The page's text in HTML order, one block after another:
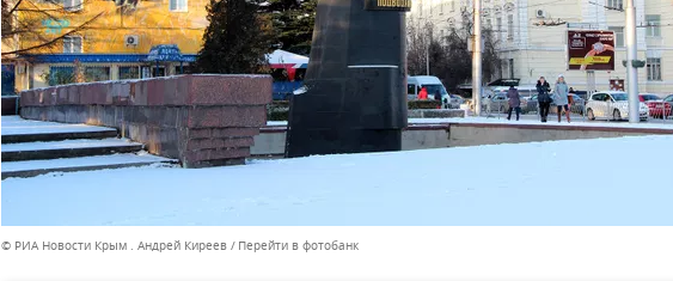
© РИА Новости Крым . Андрей Киреев Перейти в фотобанк